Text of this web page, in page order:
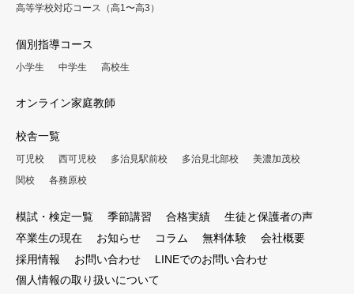
高等学校対応コース（高1〜高3）
個別指導コース
小学生 中学生 高校生
オンライン家庭教師
校舎一覧
可児校 西可児校 多治見駅前校 多治見北部校
美濃加茂校
関校
各務原校
模試・検定一覧 季節講習 合格実績
生徒と保護者の声
卒業生の現在
お知らせ コラム 無料体験
会社概要
採用情報
お問い合わせ
LINEでのお問い合わせ
個人情報の取り扱いについて